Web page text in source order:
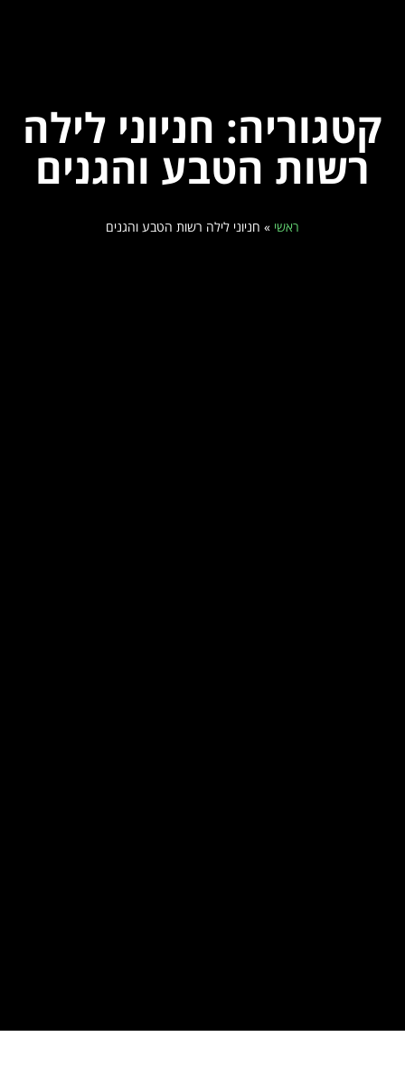
קטגוריה: חניוני לילה
רשות הטבע והגנים
ראשי » חניוני לילה רשות הטבע והגנים